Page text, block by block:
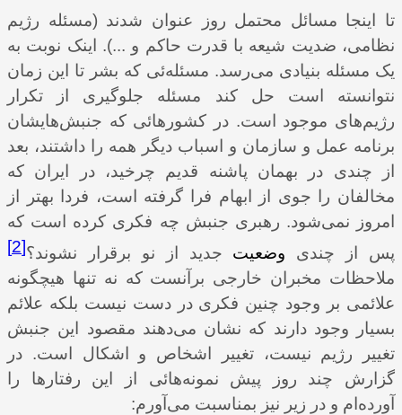
تا اینجا مسائل محتمل روز عنوان شدند (مسئله رژیم
نظامی، ضدیت شیعه با قدرت حاکم و ...). اینک نوبت به
یک مسئله بنیادی می‌رسد. مسئله‌ئی که بشر تا این زمان
نتوانسته است حل کند مسئله جلوگیری از تکرار
رژیم‌های موجود است. در کشورهائی که جنبش‌هایشان
برنامه عمل و سازمان و اسباب دیگر همه را داشتند، بعد
از چندی در بهمان پاشنه قدیم چرخید، در ایران که
مخالفان را جوی از ابهام فرا گرفته است، فردا بهتر از
امروز نمی‌شود. رهبری جنبش چه فکری کرده است که
پس از چندی وضعیت جدید از نو برقرار نشوند؟[2]
ملاحظات مخبران خارجی برآنست که نه تنها هیچگونه
علائمی بر وجود چنین فکری در دست نیست بلکه علائم
بسیار وجود دارند که نشان می‌دهند مقصود این جنبش
تغییر رژیم نیست، تغییر اشخاص و اشکال است. در
گزارش چند روز پیش نمونه‌هائی از این رفتارها را
آورده‌ام و در زیر نیز بمناسبت می‌آورم: